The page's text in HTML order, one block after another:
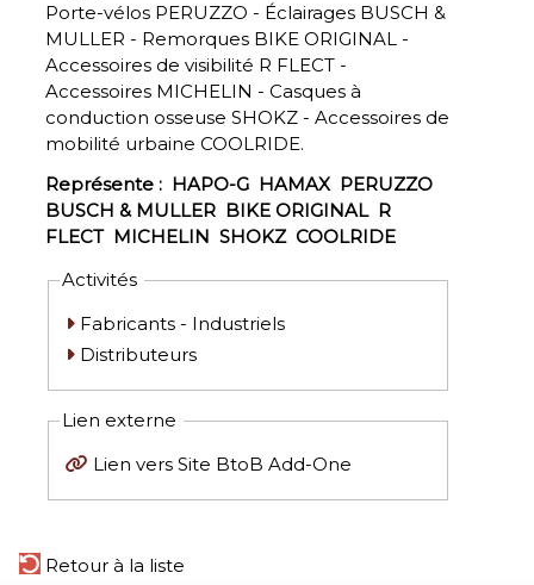
Porte-vélos PERUZZO - Éclairages BUSCH &
MULLER - Remorques BIKE ORIGINAL -
Accessoires de visibilité R FLECT -
Accessoires MICHELIN - Casques à
conduction osseuse SHOKZ - Accessoires de
mobilité urbaine COOLRIDE.
Représente : HAPO-G HAMAX PERUZZO
BUSCH & MULLER BIKE ORIGINAL R
FLECT MICHELIN SHOKZ COOLRIDE
Activités
Fabricants - Industriels
Distributeurs
Lien externe
Lien vers Site BtoB Add-One
Retour à la liste